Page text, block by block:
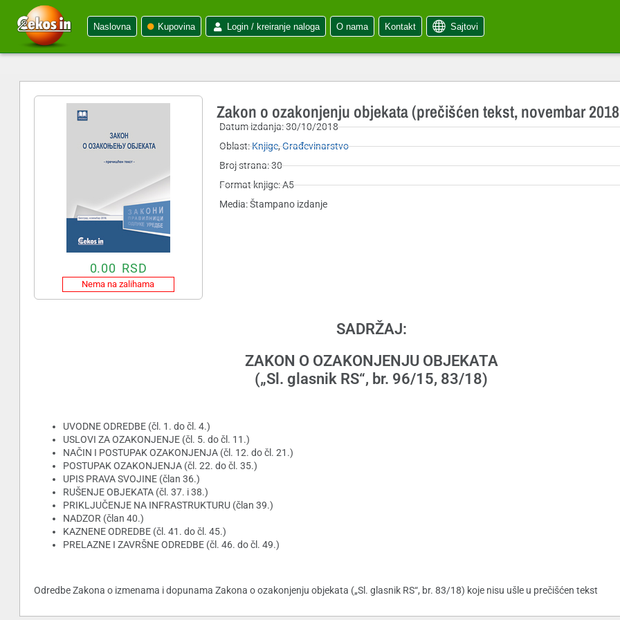
Naslovna Kupovina Login / kreiranje naloga O nama Kontakt Sajtovi
0.00 RSD
Nema na zalihama
Zakon o ozakonjenju objekata (prečišćen tekst, novembar
Datum izdanja:30/10/2018
Oblast:Knjige,Građevinarstvo
Broj strana: 30
Format knjige: A5
Media: Štampano izdanje
SADRŽAJ:
ZAKON O OZAKONJENJU OBJEKATA
(„Sl. glasnik RS“, br. 96/15, 83/18)
UVODNE ODREDBE (čl. 1. do čl. 4.)
USLOVI ZA OZAKONJENJE (čl. 5. do čl. 11.)
NAČIN I POSTUPAK OZAKONJENJA (čl. 12. do čl. 21.)
POSTUPAK OZAKONJENJA (čl. 22. do čl. 35.)
UPIS PRAVA SVOJINE (član 36.)
RUŠENJE OBJEKATA (čl. 37. i 38.)
PRIKLJUČENJE NA INFRASTRUKTURU (član 39.)
NADZOR (član 40.)
KAZNENE ODREDBE (čl. 41. do čl. 45.)
PRELAZNE I ZAVRŠNE ODREDBE (čl. 46. do čl. 49.)
Odredbe Zakona o izmenama i dopunama Zakona o ozakonjenju objekata („Sl. glasnik RS“, br. 83/18) koje nisu ušle u prečišćen tekst